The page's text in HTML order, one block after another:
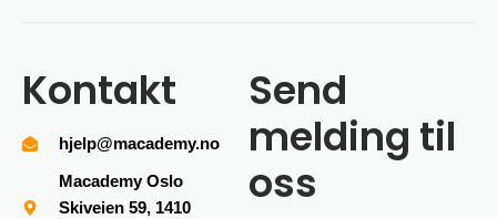
Kontakt
hjelp@macademy.no
Macademy Oslo
Skiveien 59, 1410
Send
melding til
oss